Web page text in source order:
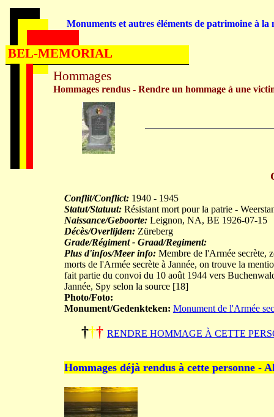
Conflit/Conflict: 1940 - 1945
Statut/Statuut: Résistant mort pour la patrie -
Naissance/Geboorte: Leignon, NA, BE 1926-07-15
Décès/Overlijden: Züreberg
Grade/Régiment - Graad/Regiment:
Plus d'infos/Meer info: Membre de l'Armée secrète,
morts de l'Armée secrète à Jannée, on trouve la
fait partie du convoi du 10 août 1944 vers
Jannée, Spy selon la source [18]
Photo/Foto:
Monument/Gedenkteken: Monument de l'Armée
††† RENDRE HOMMAGE À CETTE
Hommages déjà rendus à cette personne -
Hommages
Hommages rendus - Rendre un hommage à une
Monuments et autres éléments de patrimoine à la
BEL-MEMORIAL